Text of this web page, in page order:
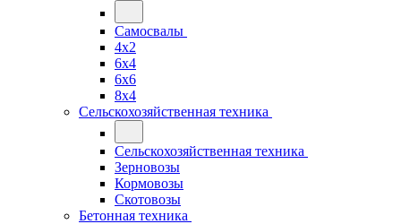
Самосвалы
4x2
6x4
6x6
8x4
Сельскохозяйственная техника
Сельскохозяйственная техника
Зерновозы
Кормовозы
Скотовозы
Бетонная техника